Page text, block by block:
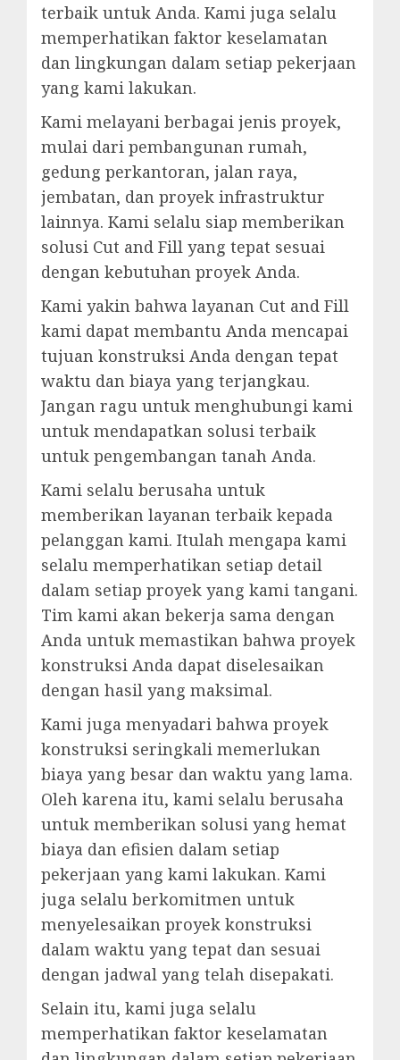
terbaik untuk Anda. Kami juga selalu
memperhatikan faktor keselamatan
dan lingkungan dalam setiap pekerjaan
yang kami lakukan.
Kami melayani berbagai jenis proyek,
mulai dari pembangunan rumah,
gedung perkantoran, jalan raya,
jembatan, dan proyek infrastruktur
lainnya. Kami selalu siap memberikan
solusi Cut and Fill yang tepat sesuai
dengan kebutuhan proyek Anda.
Kami yakin bahwa layanan Cut and Fill
kami dapat membantu Anda mencapai
tujuan konstruksi Anda dengan tepat
waktu dan biaya yang terjangkau.
Jangan ragu untuk menghubungi kami
untuk mendapatkan solusi terbaik
untuk pengembangan tanah Anda.
Kami selalu berusaha untuk
memberikan layanan terbaik kepada
pelanggan kami. Itulah mengapa kami
selalu memperhatikan setiap detail
dalam setiap proyek yang kami tangani.
Tim kami akan bekerja sama dengan
Anda untuk memastikan bahwa proyek
konstruksi Anda dapat diselesaikan
dengan hasil yang maksimal.
Kami juga menyadari bahwa proyek
konstruksi seringkali memerlukan
biaya yang besar dan waktu yang lama.
Oleh karena itu, kami selalu berusaha
untuk memberikan solusi yang hemat
biaya dan efisien dalam setiap
pekerjaan yang kami lakukan. Kami
juga selalu berkomitmen untuk
menyelesaikan proyek konstruksi
dalam waktu yang tepat dan sesuai
dengan jadwal yang telah disepakati.
Selain itu, kami juga selalu
memperhatikan faktor keselamatan